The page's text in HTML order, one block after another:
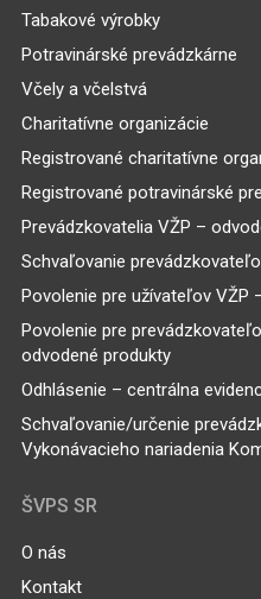
Tabakové výrobky
Potravinárské prevádzkárne
Včely a včelstvá
Charitatívne organizácie
Registrované charitatívne
Registrované potravinárské
Prevádzkovatelia VŽP –
Schvaľovanie
Povolenie pre užívateľov VŽP
Povolenie pre
odvodené produkty
Odhlásenie – centrálna
Schvaľovanie/určenie
Vykonávacieho nariadenia
ŠVPS SR
O nás
Kontakt